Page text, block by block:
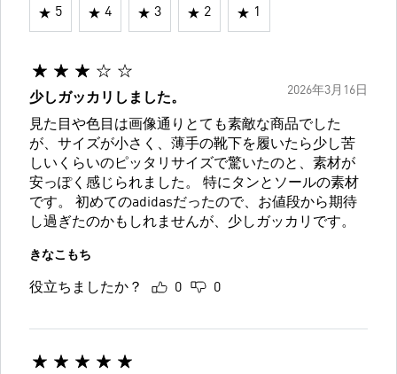
5 4 3 2 1
2026年3月16日
少しガッカリしました。
見た目や色目は画像通りとても素敵な商品でした
が、サイズが小さく、薄手の靴下を履いたら少し苦
しいくらいのピッタリサイズで驚いたのと、素材が
安っぽく感じられました。 特にタンとソールの素材
です。 初めてのadidasだったので、お値段から期待
し過ぎたのかもしれませんが、少しガッカリです。
きなこもち
役立ちましたか？ 0 0